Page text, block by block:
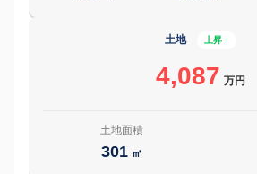
土地 上昇 ↑
4,087 万円
土地面積
301 ㎡